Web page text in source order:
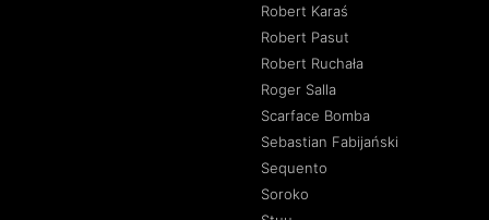
Robert Karaś
Robert Pasut
Robert Ruchała
Roger Salla
Scarface Bomba
Sebastian Fabijański
Sequento
Soroko